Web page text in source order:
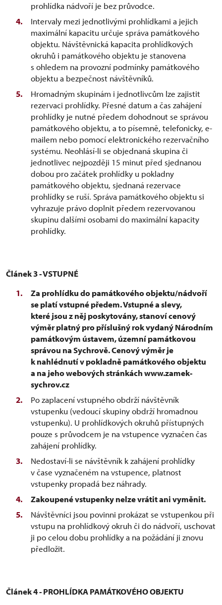
prohlídka nádvoří je bez průvodce.
Intervaly mezi jednotlivými prohlídkami a jejich
maximální kapacitu určuje správa památkového
objektu. Návštěvnická kapacita prohlídkových
okruhů i památkového objektu je stanovena
s ohledem na provozní podmínky památkového
objektu a bezpečnost návštěvníků.
Hromadným skupinám i jednotlivcům lze zajistit
rezervaci prohlídky. Přesné datum a čas zahájení
prohlídky je nutné předem dohodnout se správou
památkového objektu, a to písemně, telefonicky, e-
mailem nebo pomocí elektronického rezervačního
systému. Neohlásí-li se objednaná skupina či
jednotlivec nejpozději 15 minut před sjednanou
dobou pro začátek prohlídky u pokladny
památkového objektu, sjednaná rezervace
prohlídky se ruší. Správa památkového objektu si
vyhrazuje právo doplnit předem rezervovanou
skupinu dalšími osobami do maximální kapacity
prohlídky.
Článek 3 - VSTUPNÉ
Za prohlídku do památkového objektu/nádvoří
se platí vstupné předem. Vstupné a slevy,
které jsou z něj poskytovány, stanoví cenový
výměr platný pro příslušný rok vydaný Národním
památkovým ústavem, územní památkovou
správou na Sychrově. Cenový výměr je
k nahlédnutí v pokladně památkového objektu
a na jeho webových stránkách www.zamek-
sychrov.cz
Po zaplacení vstupného obdrží návštěvník
vstupenku (vedoucí skupiny obdrží hromadnou
vstupenku). U prohlídkových okruhů přístupných
pouze s průvodcem je na vstupence vyznačen čas
zahájení prohlídky.
Nedostaví-li se návštěvník k zahájení prohlídky
v čase vyznačeném na vstupence, platnost
vstupenky propadá bez náhrady.
Zakoupené vstupenky nelze vrátit ani vyměnit.
Návštěvníci jsou povinni prokázat se vstupenkou při
vstupu na prohlídkový okruh či do nádvoří, uschovat
ji po celou dobu prohlídky a na požádání ji znovu
předložit.
Článek 4 - PROHLÍDKA PAMÁTKOVÉHO OBJEKTU